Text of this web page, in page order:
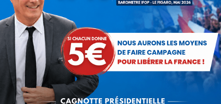
4 novembre 2019
« Il faut une réponse judiciaire forte, mais cela
ne suffira pas ! Tous les quartiers qui
subissent ces violences ont été abandonnés
par l’Etat. Il doit réinstaurer sa présence par…